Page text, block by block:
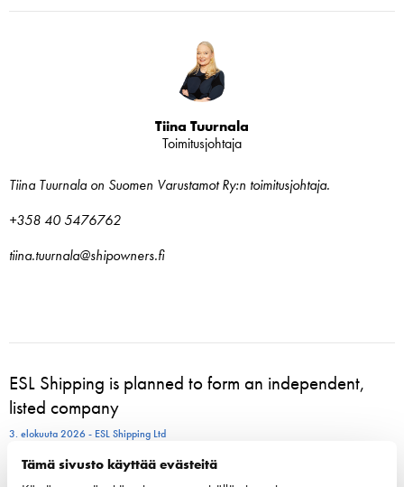
Tämä sivusto käyttää evästeitä
Tiina Tuurnala
Toimitusjohtaja
Tiina Tuurnala on Suomen Varustamot Ry:n toimitusjohtaja.
+358 40 5476762
tiina.tuurnala@shipowners.fi
ESL Shipping is planned to form an independent,
listed company
3. elokuuta 2026 - ESL Shipping Ltd
Tallinkin Victoria I siirtyy uudelle laituripaikalle